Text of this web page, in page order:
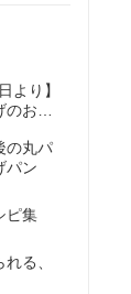
より】
お知
の丸パ
パン
ピ集
る、